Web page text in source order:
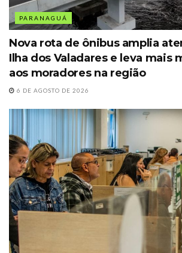
PARANAGUÁ
Nova rota de ônibus amplia
Ilha dos Valadares e leva mais
aos moradores na região
6 DE AGOSTO DE 2026